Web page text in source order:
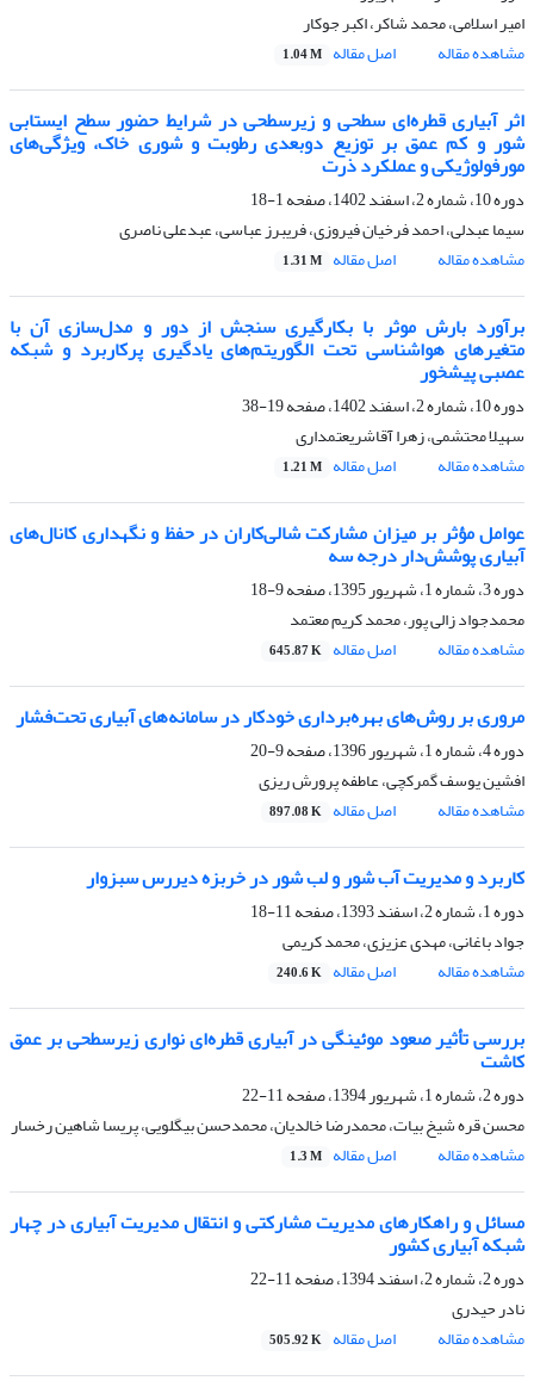
امیر اسلامی، محمد شاکر، اکبر جوکار
مشاهده مقاله
اصل مقاله 1.04 M
اثر آبیاری قطره‌ای سطحی و زیرسطحی در شرایط حضور سطح ایستابی
شور و کم عمق بر توزیع دوبعدی رطوبت و شوری خاک، ویژگی‌های
مورفولوژیکی و عملکرد ذرت
دوره 10، شماره 2، اسفند 1402، صفحه
1-18
سیما عبدلی، احمد فرخیان فیروزی، فریبرز عباسی، عبدعلی ناصری
مشاهده مقاله
اصل مقاله 1.31 M
برآورد بارش موثر با بکارگیری سنجش از دور و مدل‌سازی آن با
متغیرهای هواشناسی تحت الگوریتم‌های یادگیری پرکاربرد و شبکه
عصبی پیشخور
دوره 10، شماره 2، اسفند 1402، صفحه
19-38
سهیلا محتشمی، زهرا آقاشریعتمداری
مشاهده مقاله
اصل مقاله 1.21 M
عوامل مؤثر بر میزان مشارکت شالی‌کاران در حفظ و نگهداری کانال‌های
آبیاری پوشش‌دار درجه سه
دوره 3، شماره 1، شهریور 1395، صفحه
9-18
محمدجواد زالی پور، محمد کریم معتمد
مشاهده مقاله
اصل مقاله 645.87 K
مروری بر روش‌ها‌ی بهره‌برداری خودکار در سامانه‌های آبیاری تحت‌فشار
دوره 4، شماره 1، شهریور 1396، صفحه
9-20
افشین یوسف گمرکچی، عاطفه پرورش ریزی
مشاهده مقاله
اصل مقاله 897.08 K
کاربرد و مدیریت آب شور و لب شور در خربزه دیررس سبزوار
دوره 1، شماره 2، اسفند 1393، صفحه
11-18
جواد باغانی، مهدی عزیزی، محمد کریمی
مشاهده مقاله
اصل مقاله 240.6 K
بررسی تأثیر صعود موئینگی در آبیاری قطره‌ای نواری زیرسطحی بر عمق
کاشت
دوره 2، شماره 1، شهریور 1394، صفحه
11-22
محسن قره شیخ بیات، محمدرضا خالدیان، محمدحسن بیگلویی، پریسا شاهین رخسار
مشاهده مقاله
اصل مقاله 1.3 M
مسائل و راهکارهای مدیریت مشارکتی و انتقال مدیریت آبیاری در چهار
شبکه‌ آبیاری کشور
دوره 2، شماره 2، اسفند 1394، صفحه
11-22
نادر حیدری
مشاهده مقاله
اصل مقاله 505.92 K